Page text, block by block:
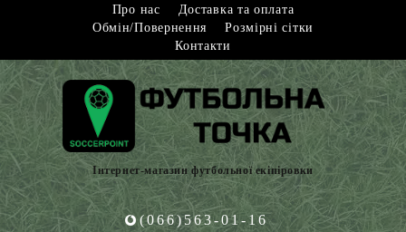
Про нас
Доставка та оплата
Обмін/Повернення
Розмірні сітки
Контакти
Інтернет-магазин футбольної екіпіровки
(066)563-01-16